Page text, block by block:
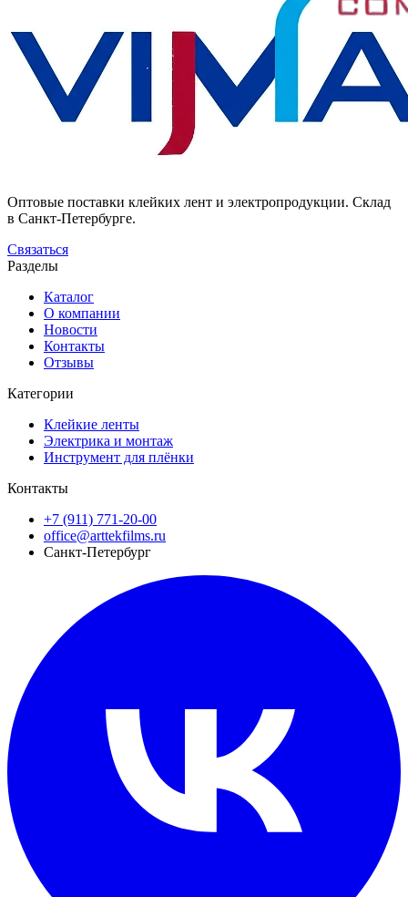
Оптовые поставки клейких лент и электропродукции. Склад
в Санкт-Петербурге.
Связаться
Разделы
Каталог
О компании
Новости
Контакты
Отзывы
Категории
Клейкие ленты
Электрика и монтаж
Инструмент для плёнки
Контакты
+7 (911) 771-20-00
office@arttekfilms.ru
Санкт-Петербург